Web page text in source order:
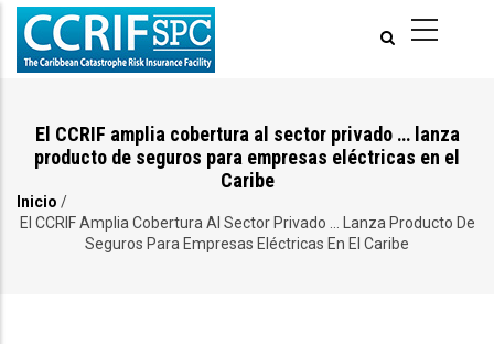
Pasar
contenido
El CCRIF amplia cobertura al sector privado … lanza
producto de seguros para empresas eléctricas en el
Caribe
Ruta
Inicio /
El CCRIF Amplia Cobertura Al Sector Privado … Lanza Producto De
Seguros Para Empresas Eléctricas En El Caribe